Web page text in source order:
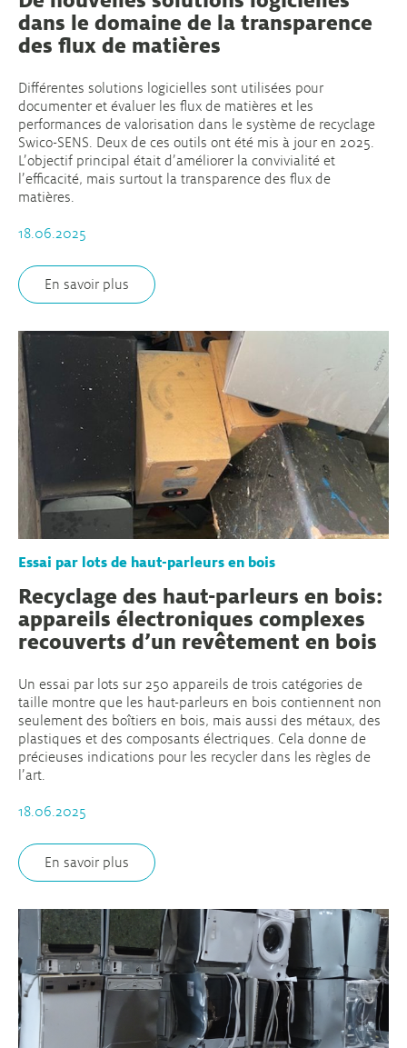
dans le domaine de la transparence
des flux de matières
Différentes solutions logicielles sont utilisées pour
documenter et évaluer les flux de matières et les
performances de valorisation dans le système de recyclage
Swico-SENS. Deux de ces outils ont été mis à jour en 2025.
L’objectif principal était d’améliorer la convivialité et
l’efficacité, mais surtout la transparence des flux de
matières.
18.06.2025
En savoir plus
Essai par lots de haut-parleurs en bois
Recyclage des haut-parleurs en bois:
appareils électroniques complexes
recouverts d’un revêtement en bois
Un essai par lots sur 250 appareils de trois catégories de
taille montre que les haut-parleurs en bois contiennent non
seulement des boîtiers en bois, mais aussi des métaux, des
plastiques et des composants électriques. Cela donne de
précieuses indications pour les recycler dans les règles de
l’art.
18.06.2025
En savoir plus